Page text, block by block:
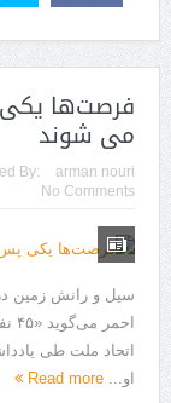
فرصت‌ها‌ یکی‌
می‌ شوند
By: arman nouri
No Comments
اتحاد ملت طی
او... Read more